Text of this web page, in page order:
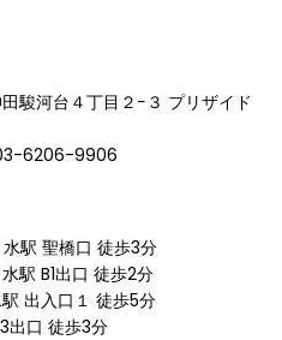
駿河台４丁目２−３ プリザイド
6206-9906
駅 聖橋口 徒歩3分
駅 B1出口 徒歩2分
出入口１ 徒歩5分
出口 徒歩3分